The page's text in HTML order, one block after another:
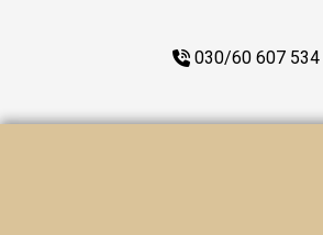
030/60 607 534